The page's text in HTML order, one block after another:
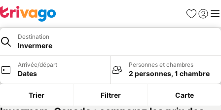
Favoris
Se
Destination
Invermere
Arrivée/départ
Dates
Personnes et chambres
2 personnes, 1 chambre
Trier Filtrer Carte